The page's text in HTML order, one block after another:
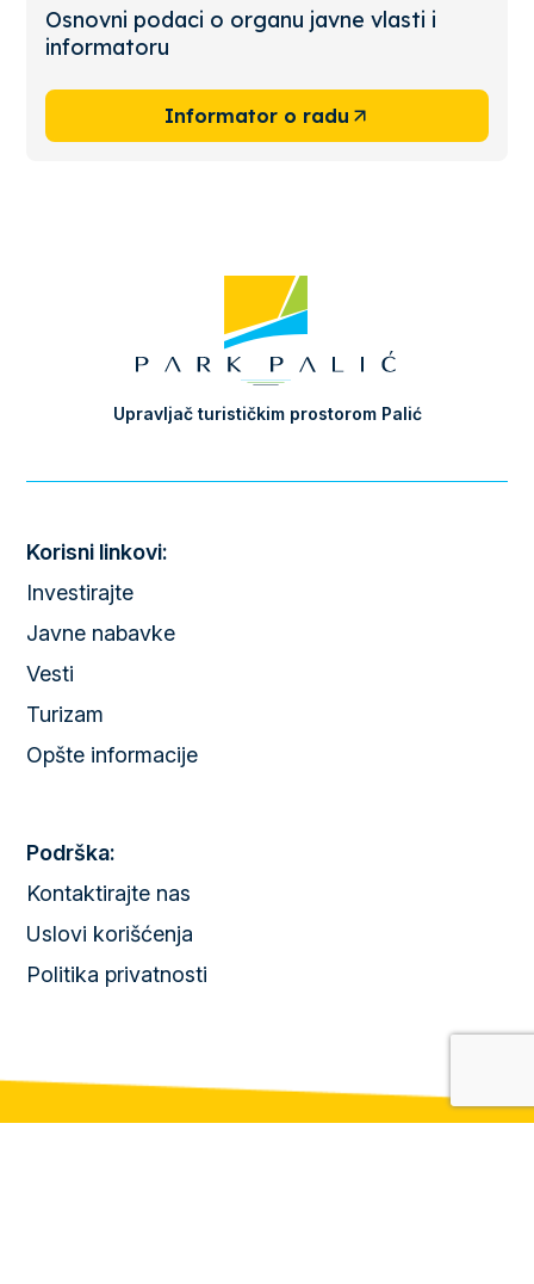
Osnovni podaci o organu javne vlasti i
informatoru
Informator o radu
Upravljač turističkim prostorom Palić
Korisni linkovi:
Investirajte
Javne nabavke
Vesti
Turizam
Opšte informacije
Podrška:
Kontaktirajte nas
Uslovi korišćenja
Politika privatnosti